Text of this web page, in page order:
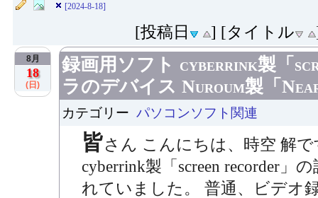
[2024-8-18]
[投稿日 ] [タイトル
8月
18
(日)
録画用ソフト cyberrink製「
ラのデバイス Nuroum製「
カテゴリー パソコンソフト関連
皆さん こんにちは、時空 解
cyberrink製「screen recorder」
れていました。 普通、ビデオ